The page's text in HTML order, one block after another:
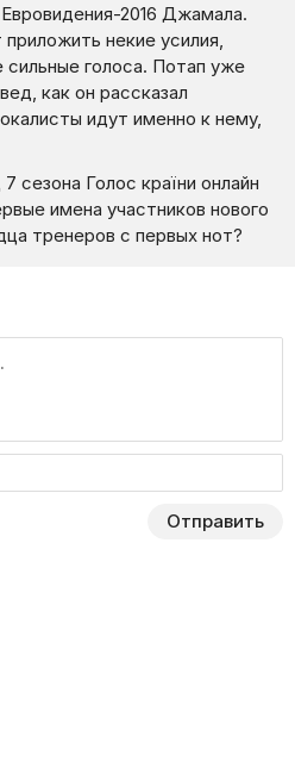
2016 Джамала.
некие усилия,
голоса. Потап уже
как он рассказал
идут именно к нему,
сезона Голос країни онлайн
имена участников нового
тренеров с первых нот?
Отправить